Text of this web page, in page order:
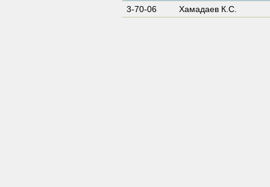
3-70-06 Хамадаев К.С.